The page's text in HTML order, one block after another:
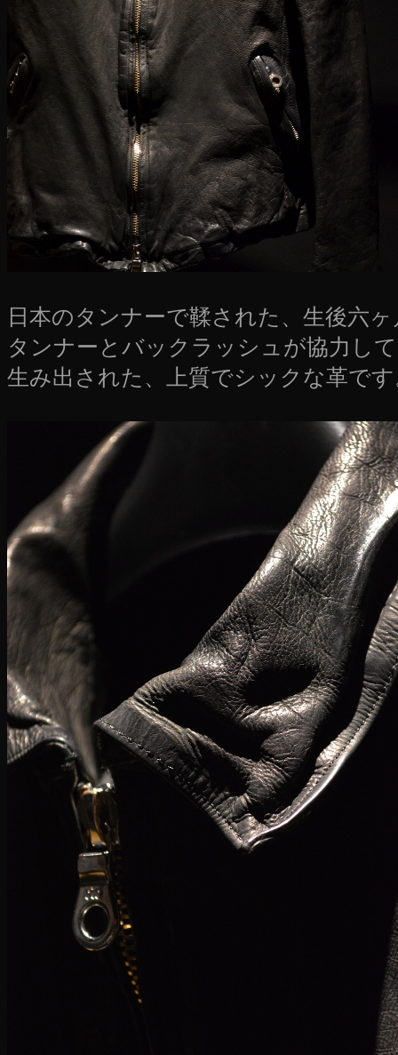
日本のタンナーで鞣された、生後六
タンナーとバックラッシュが協力し
生み出された、上質でシックな革で